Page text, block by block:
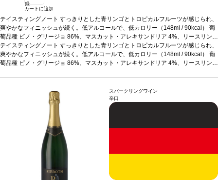
録
カートに追加
テイスティングノート すっきりとした青リンゴとトロピカルフルーツが感じられ、
爽やかなフィニッシュが続く。低アルコールで、低カロリー（148ml / 90kcal） 葡
萄品種 ピノ・グリージョ 86%、マスカット・アレキサンドリア 4%、リースリング
2%、サルタナ 2%、ゲヴュルツトラミネール 2%、その他 4%サスティナブル認証
カリフォルニア・グリーン・メダル-サスティナブル・ワイングローイング、ビジネ
ス・リーダーシップ・アワード、カリフォルニア・サスティナブル・ワイナリー認
テイスティングノート すっきりとした青リンゴとトロピカルフルーツが感じられ、
爽やかなフィニッシュが続く。低アルコールで、低カロリー（148ml / 90kcal） 葡
萄品種 ピノ・グリージョ 86%、マスカット・アレキサンドリア 4%、リースリング
ス・リーダーシップ・アワード、カリフォルニア・サスティナブル・ワイナリー認
*本ヴィンテージが在庫切れの場合、在庫があり価格が同様の場合は自動的に次
のヴィンテージに変更されます、ご了承ください。
スパークリングワイン
辛口